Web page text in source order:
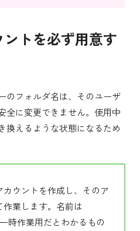
トを必ず用意す
のフォルダ名は、そのユーザ
全に変更できません。使用中
換えるような状態になるため
ウントを作成し、そのア
業します。名前は
時作業用だとわかるもの